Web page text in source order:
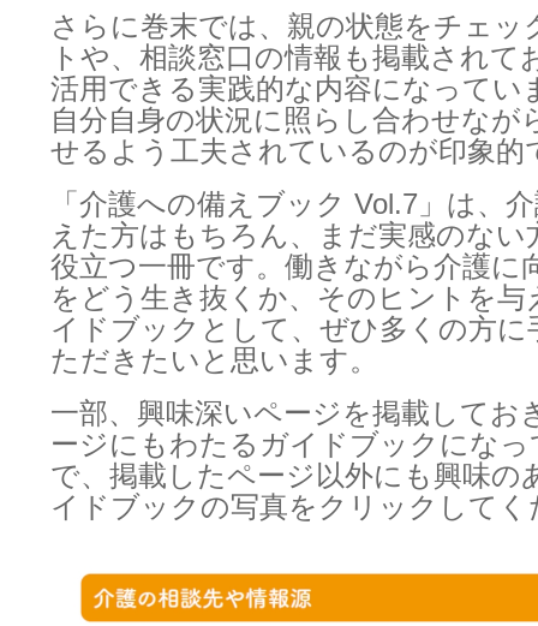
さらに巻末では、親の状態をチェッ
トや、相談窓口の情報も掲載されて
活用できる実践的な内容になってい
自分自身の状況に照らし合わせなが
せるよう工夫されているのが印象的
「介護への備えブック Vol.7」は、
えた方はもちろん、まだ実感のない
役立つ一冊です。働きながら介護に
をどう生き抜くか、そのヒントを与
イドブックとして、ぜひ多くの方に
ただきたいと思います。
一部、興味深いページを掲載してお
ージにもわたるガイドブックにな
で、掲載したページ以外にも興味の
イドブックの写真をクリックしてく